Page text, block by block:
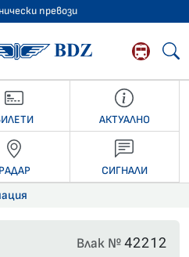
превози
БДЖ -
АКТУАЛНО
РАДАР СИГНАЛИ
Влак №42212